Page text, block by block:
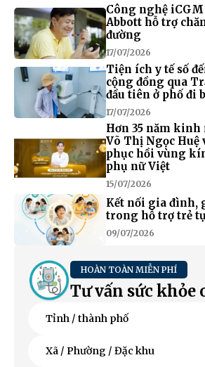
Công nghệ
Abbott hỗ trợ
đường
17/07/2026
Tiện ích y tế số
cộng đồng qua
đầu tiên ở phố đi
17/07/2026
Hơn 35 năm kinh
Võ Thị Ngọc
phục hồi vùng
phụ nữ Việt
15/07/2026
Kết nối gia đình,
trong hỗ trợ trẻ
09/07/2026
HOÀN TOÀN MIỄN PHÍ
Tư vấn sức khỏe